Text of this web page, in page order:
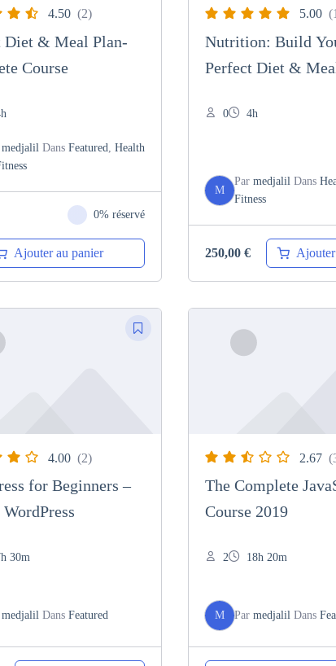
4.50 (2)
Diet & Meal Plan-
Course
medjalil Dans Featured Health
0% réservé
Ajouter au panier
5.00
Nutrition: Build
Perfect Diet &
0 4h
M
Par medjalil Dans
Fitness
250,00 €
4.00 (2)
for Beginners –
30m
medjalilDans Featured
2.67
The Complete
Course 2019
2 18h 20m
M Par medjalilDans